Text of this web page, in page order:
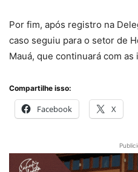
Por fim, após registro na
caso seguiu para o setor de
Mauá, que continuará com as
Compartilhe isso:
Facebook X